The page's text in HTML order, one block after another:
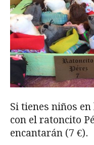
Si tienes niños
con el ratoncito
encantarán (7 €).